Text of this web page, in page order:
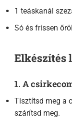
1 teáskanál
Só és frissen
Elkészítés
1. A
Tisztítsd meg a
szárítsd meg.